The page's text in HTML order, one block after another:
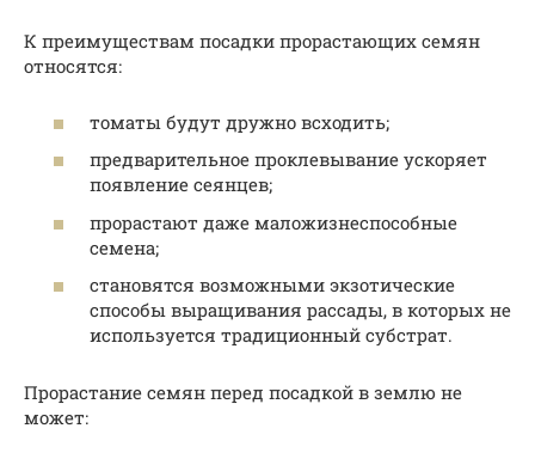
К преимуществам посадки прорастающих семян
относятся:
томаты будут дружно всходить;
предварительное проклевывание ускоряет
появление сеянцев;
прорастают даже маложизнеспособные
семена;
становятся возможными экзотические
способы выращивания рассады, в которых не
используется традиционный субстрат.
Прорастание семян перед посадкой в землю не
может: